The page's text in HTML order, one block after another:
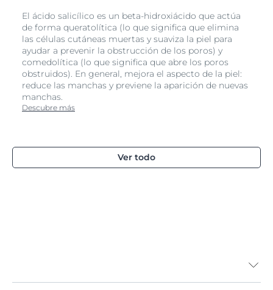
El ácido salicílico es un beta-hidroxiácido que actúa
de forma queratolítica (lo que significa que elimina
las células cutáneas muertas y suaviza la piel para
ayudar a prevenir la obstrucción de los poros) y
comedolítica (lo que significa que abre los poros
obstruidos). En general, mejora el aspecto de la piel:
reduce las manchas y previene la aparición de nuevas
manchas.
Descubre más
Ver todo